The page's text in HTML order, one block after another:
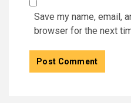
Save my name, email,
browser for the next